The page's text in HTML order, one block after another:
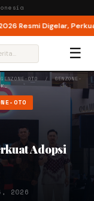
Resmi Digelar, Perkuat
☰
GENZONE-OTO /GENZONE-
OTO
Adopsi
2026